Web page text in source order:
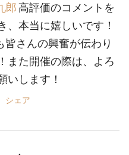
郎 高評価のコメントを
、本当に嬉しいです！
皆さんの興奮が伝わり
また開催の際は、よろ
いします！
シェア